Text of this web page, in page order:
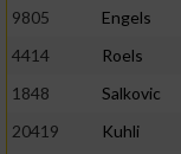
9805
Engels
4414
Roels
1848
Salkovic
20419
Kuhli